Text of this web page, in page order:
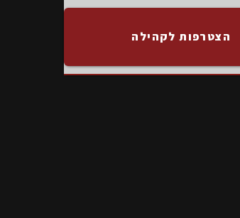
הצטרפות לקהילה